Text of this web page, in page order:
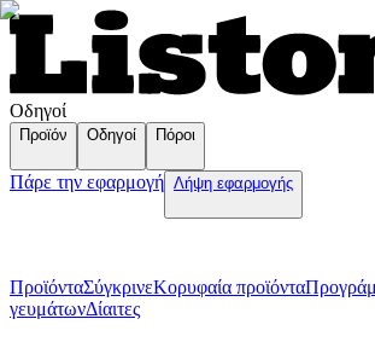
Οδηγοί
Προϊόν Οδηγοί Πόροι
Πάρε την εφαρμογή Λήψη εφαρμογής
ΠροϊόνταΣύγκρινεΚορυφαία προϊόντα
γευμάτωνΔίαιτες